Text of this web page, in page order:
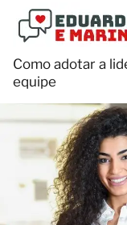
Como adotar a
equipe